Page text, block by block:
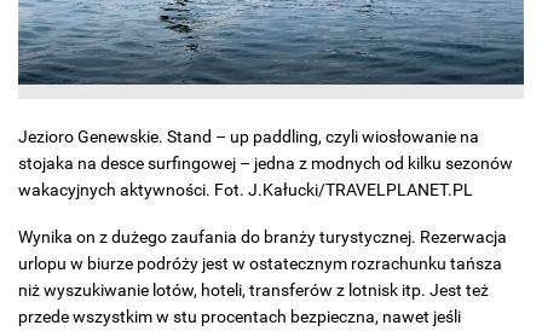
Jezioro Genewskie. Stand – up paddling, czyli wiosłowanie na
stojaka na desce surfingowej – jedna z modnych od kilku sezonów
wakacyjnych aktywności. Fot. J.Kałucki/TRAVELPLANET.PL
Wynika on z dużego zaufania do branży turystycznej. Rezerwacja
urlopu w biurze podróży jest w ostatecznym rozrachunku tańsza
niż wyszukiwanie lotów, hoteli, transferów z lotnisk itp. Jest też
przede wszystkim w stu procentach bezpieczna, nawet jeśli